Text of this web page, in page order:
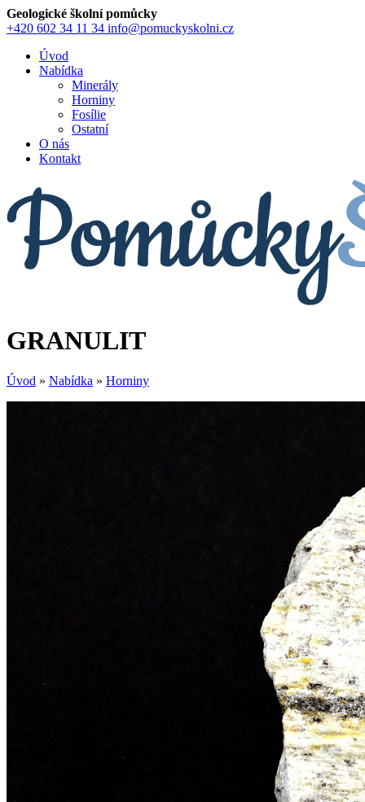
Geologické školní pomůcky
+420 602 34 11 34 info@pomuckyskolni.cz
Úvod
Nabídka
Minerály
Horniny
Fosílie
Ostatní
O nás
Kontakt
GRANULIT
Úvod » Nabídka » Horniny